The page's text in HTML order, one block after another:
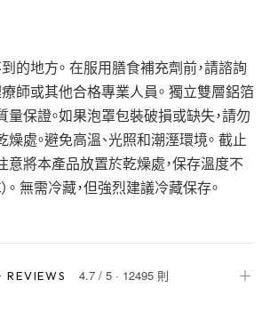
的地方。 在服用膳食補充劑前，請諮詢
療師或其他合格專業人員。 獨立雙層鋁箔
量保證。如果泡罩包裝破損或缺失，請勿
燥處。避免高溫、光照和潮溼環境。 截止
意將本產品放置於乾燥處，保存溫度不
無需冷藏，但強烈建議冷藏保存。
·REVIEWS 4.7/ 5· 12495 則 ＋